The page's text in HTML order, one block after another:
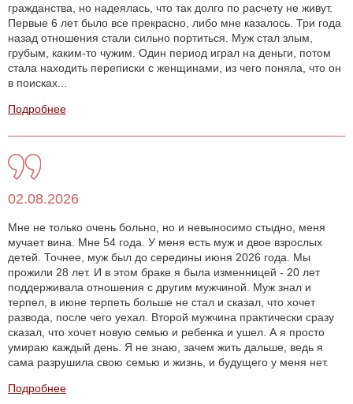
гражданства, но надеялась, что так долго по расчету не живут.
Первые 6 лет было все прекрасно, либо мне казалось. Три года
назад отношения стали сильно портиться. Муж стал злым,
грубым, каким-то чужим. Один период играл на деньги, потом
стала находить переписки с женщинами, из чего поняла, что он
в поисках...
Подробнее
02.08.2026
Мне не только очень больно, но и невыносимо стыдно, меня
мучает вина. Мне 54 года. У меня есть муж и двое взрослых
детей. Точнее, муж был до середины июня 2026 года. Мы
прожили 28 лет. И в этом браке я была изменницей - 20 лет
поддерживала отношения с другим мужчиной. Муж знал и
терпел, в июне терпеть больше не стал и сказал, что хочет
развода, после чего уехал. Второй мужчина практически сразу
сказал, что хочет новую семью и ребенка и ушел. А я просто
умираю каждый день. Я не знаю, зачем жить дальше, ведь я
сама разрушила свою семью и жизнь, и будущего у меня нет.
Подробнее